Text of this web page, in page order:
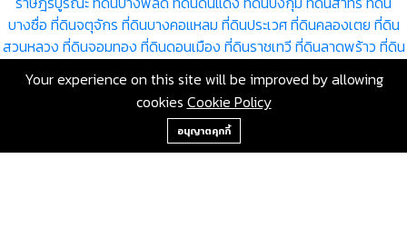
บางซื่อ ที่ดินจตุจักร ที่ดินบางคอแหลม ที่ดินประเวศที่ดินคลองเตย ที่ดิน
สวนหลวง ที่ดินจอมทอง ที่ดินดอนเมือง ที่ดินราชเทวี ที่ดินลาดพร้าว ที่ดิน
ที่ดินวังทองหลาง ที่ดินคลองสามวา ที่ดินบางนาที่ดินทวีวัฒนา ที่ดิน
ทุ่งครุ ที่ดินบางบอน
ขายที่ดิน กรุงเทพมหานคร ป้อมปราบศัตรูพ่าย โดย RE/MAX GreenWay
+66-2-840-2224, 081-638-9190
Your experience on this site will be improved by allowing
cookies Cookie Policy
อนุญาตคุกกี้